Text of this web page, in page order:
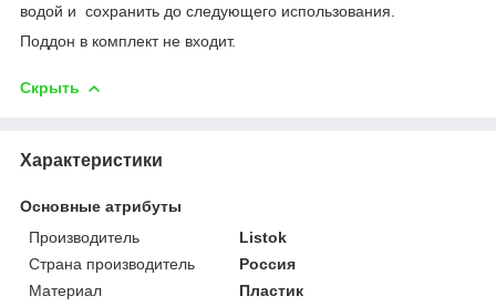
водой и сохранить до следующего использования.
Поддон в комплект не входит.
Скрыть
Характеристики
Основные атрибуты
Производитель
Listok
Страна производитель
Россия
Материал
Пластик